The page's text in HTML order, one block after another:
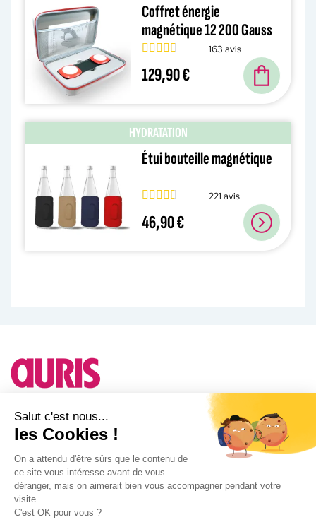
Coffret énergie
magnétique 12 200 Gauss
163 avis
129,90 €
HYDRATATION
Étui bouteille magnétique
221 avis
46,90 €
A propos d'Auris
Notre actualité
Facebook
Instagram
Salut c'est nous...
les Cookies !
On a attendu d'être sûrs que le contenu de
ce site vous intéresse avant de vous
déranger, mais on aimerait bien vous accompagner pendant votre
visite...
C'est OK pour vous ?